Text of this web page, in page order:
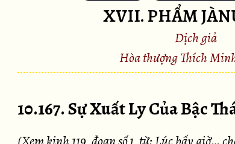
XVII. PHẨM
Dịch giả
Hòa thượng Thích
10.167. Sự Xuất Ly Của Bậc